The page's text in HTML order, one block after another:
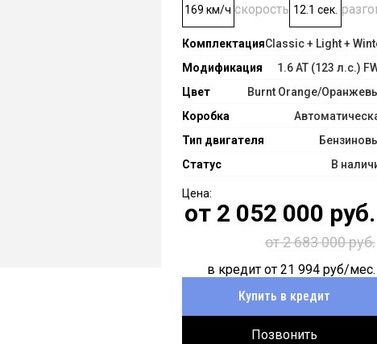
КомплектацияClassic + Light +
Модификация
1.6 AT (123 л.с.)
Цвет
Burnt Orange/
Коробка
Тип двигателя
Статус
В
169 км/ч скорость 12.1 сек.
от 2 052 000 руб.
от 2 683 000 руб.
в кредит от 21 994руб/мес.
Купить в кредит
Позвонить